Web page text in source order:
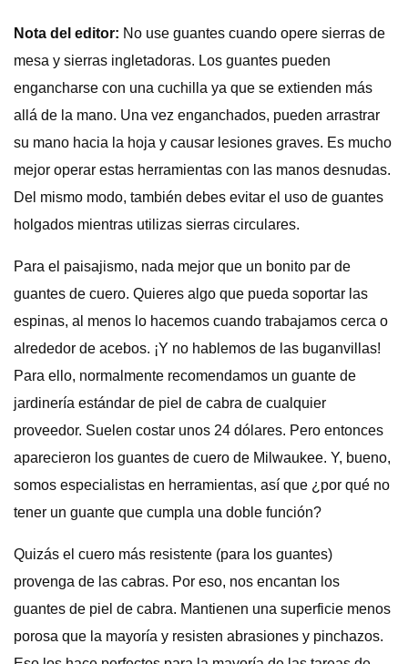
Nota del editor: No use guantes cuando opere sierras de
mesa y sierras ingletadoras. Los guantes pueden
engancharse con una cuchilla ya que se extienden más
allá de la mano. Una vez enganchados, pueden arrastrar
su mano hacia la hoja y causar lesiones graves. Es mucho
mejor operar estas herramientas con las manos desnudas.
Del mismo modo, también debes evitar el uso de guantes
holgados mientras utilizas sierras circulares.
Para el paisajismo, nada mejor que un bonito par de
guantes de cuero. Quieres algo que pueda soportar las
espinas, al menos lo hacemos cuando trabajamos cerca o
alrededor de acebos. ¡Y no hablemos de las buganvillas!
Para ello, normalmente recomendamos un guante de
jardinería estándar de piel de cabra de cualquier
proveedor. Suelen costar unos 24 dólares. Pero entonces
aparecieron los guantes de cuero de Milwaukee. Y, bueno,
somos especialistas en herramientas, así que ¿por qué no
tener un guante que cumpla una doble función?
Quizás el cuero más resistente (para los guantes)
provenga de las cabras. Por eso, nos encantan los
guantes de piel de cabra. Mantienen una superficie menos
porosa que la mayoría y resisten abrasiones y pinchazos.